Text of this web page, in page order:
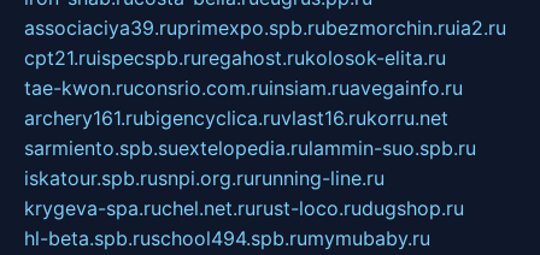
associaciya39.ruprimexpo.spb.rubezmorchin.ruia2.ru
cpt21.ruispecspb.ruregahost.rukolosok-elita.ru
tae-kwon.ruconsrio.com.ruinsiam.ruavegainfo.ru
archery161.rubigencyclica.ruvlast16.rukorru.net
sarmiento.spb.suextelopedia.rulammin-suo.spb.ru
iskatour.spb.rusnpi.org.rurunning-line.ru
krygeva-spa.ruchel.net.rurust-loco.rudugshop.ru
hl-beta.spb.ruschool494.spb.rumymubaby.ru